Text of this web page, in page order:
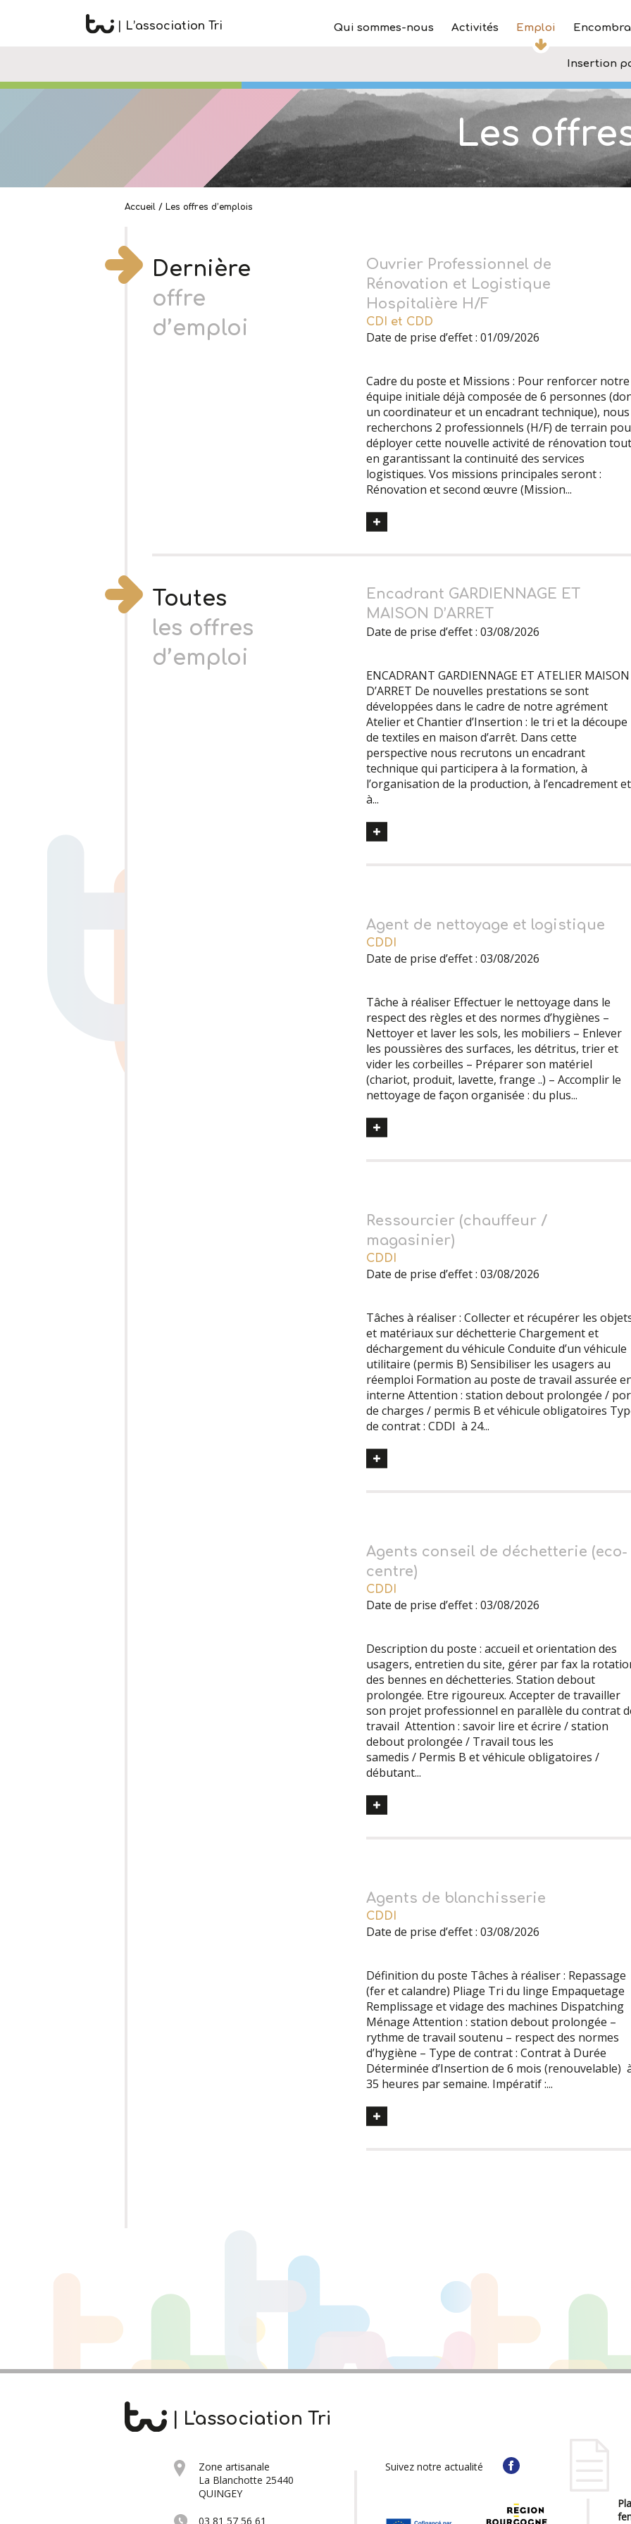
| L’association Tri Qui sommes-nous Activités Emploi
Insertion
Les
Accueil / Les offres d’emplois
Dernière
offre
d’emploi
Ouvrier Professionnel de
Rénovation et Logistique
Hospitalière H/F
CDI et CDD
Date de prise d’effet : 01/09/2026
Cadre du poste et Missions : Pour renforcer notre
équipe initiale déjà composée de 6 personnes
un coordinateur et un encadrant technique), nous
recherchons 2 professionnels (H/F) de terrain
déployer cette nouvelle activité de rénovation tout
en garantissant la continuité des services
logistiques. Vos missions principales seront :
Rénovation et second œuvre (Mission...
Toutes
les offres
d’emploi
Encadrant GARDIENNAGE ET
MAISON D’ARRET
Date de prise d’effet : 03/08/2026
ENCADRANT GARDIENNAGE ET ATELIER MAISON
D’ARRET De nouvelles prestations se sont
développées dans le cadre de notre agrément
Atelier et Chantier d’Insertion : le tri et la découpe
de textiles en maison d’arrêt. Dans cette
perspective nous recrutons un encadrant
technique qui participera à la formation, à
l’organisation de la production, à l’encadrement et
à...
Agent de nettoyage et logistique
CDDI
Date de prise d’effet : 03/08/2026
Tâche à réaliser Effectuer le nettoyage dans le
respect des règles et des normes d’hygiènes –
Nettoyer et laver les sols, les mobiliers – Enlever
les poussières des surfaces, les détritus, trier et
vider les corbeilles – Préparer son matériel
(chariot, produit, lavette, frange ..) – Accomplir le
nettoyage de façon organisée : du plus...
Ressourcier (chauffeur /
magasinier)
CDDI
Date de prise d’effet : 03/08/2026
Tâches à réaliser : Collecter et récupérer les
et matériaux sur déchetterie Chargement et
déchargement du véhicule Conduite d’un véhicule
utilitaire (permis B) Sensibiliser les usagers au
réemploi Formation au poste de travail assurée
interne Attention : station debout prolongée /
de charges / permis B et véhicule obligatoires
de contrat : CDDI à 24...
Agents conseil de déchetterie (eco-
centre)
CDDI
Date de prise d’effet : 03/08/2026
Description du poste : accueil et orientation des
usagers, entretien du site, gérer par fax la
des bennes en déchetteries. Station debout
prolongée. Etre rigoureux. Accepter de travailler
son projet professionnel en parallèle du contrat
travail Attention : savoir lire et écrire / station
debout prolongée / Travail tous les
samedis / Permis B et véhicule obligatoires /
débutant...
Agents de blanchisserie
CDDI
Date de prise d’effet : 03/08/2026
Définition du poste Tâches à réaliser : Repassage
(fer et calandre) Pliage Tri du linge Empaquetage
Remplissage et vidage des machines Dispatching
Ménage Attention : station debout prolongée –
rythme de travail soutenu – respect des normes
d’hygiène – Type de contrat : Contrat à Durée
Déterminée d’Insertion de 6 mois (renouvelable)
35 heures par semaine. Impératif :...
| L'association Tri
Zone artisanale
La Blanchotte 25440
QUINGEY
03 81 57 56 61
Suivez notre actualité